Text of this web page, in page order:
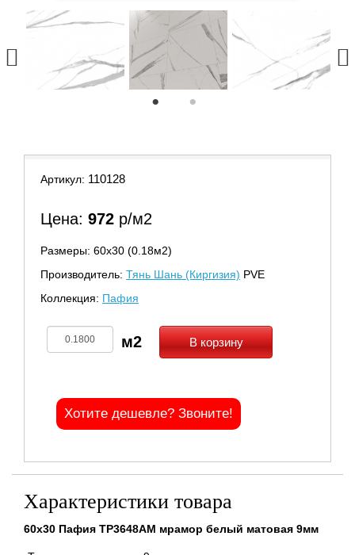
Артикул: 110128
Цена: 972 р/м2
Размеры: 60х30 (0.18м2)
Производитель: Тянь Шань (Киргизия) PVE
Коллекция: Пафия
В корзину
Хотите дешевле? Звоните!
Характеристики товара
60x30 Пафия TP3648AM мрамор белый матовая 9мм